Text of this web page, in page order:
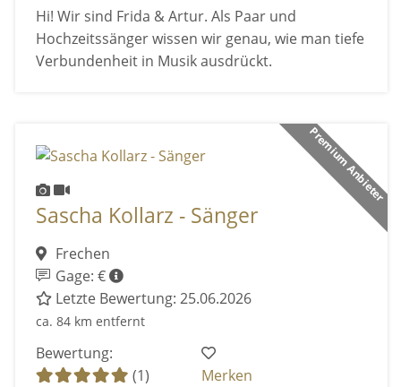
Hi! Wir sind Frida & Artur. Als Paar und
Hochzeitssänger wissen wir genau, wie man tiefe
Verbundenheit in Musik ausdrückt.
Premium Anbieter
Sascha Kollarz - Sänger
Frechen
Gage: €
Letzte Bewertung: 25.06.2026
ca. 84 km entfernt
Bewertung:
(1)
Merken